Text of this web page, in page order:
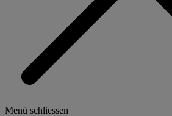
Menü schliessen